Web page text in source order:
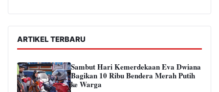
ARTIKEL TERBARU
Sambut Hari Kemerdekaan Eva Dwiana
Bagikan 10 Ribu Bendera Merah Putih
ke Warga